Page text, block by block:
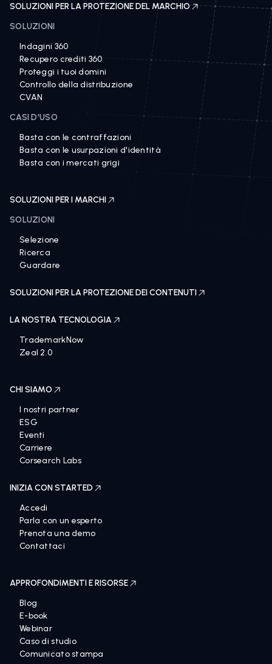
SOLUZIONI PER LA PROTEZIONE DEL MARCHIO
SOLUZIONI
Indagini 360
Recupero crediti 360
Proteggi i tuoi domini
Controllo della distribuzione
CVAN
CASI D'USO
Basta con le contraffazioni
Basta con le usurpazioni d'identità
Basta con i mercati grigi
SOLUZIONI PER I MARCHI
SOLUZIONI
Selezione
Ricerca
Guardare
SOLUZIONI PER LA PROTEZIONE DEI CONTENUTI
LA NOSTRA TECNOLOGIA
TrademarkNow
Zeal 2.0
CHI SIAMO
I nostri partner
ESG
Eventi
Carriere
Corsearch Labs
INIZIA CON STARTED
Accedi
Parla con un esperto
Prenota una demo
Contattaci
APPROFONDIMENTI E RISORSE
Blog
E-book
Webinar
Caso di studio
Comunicato stampa